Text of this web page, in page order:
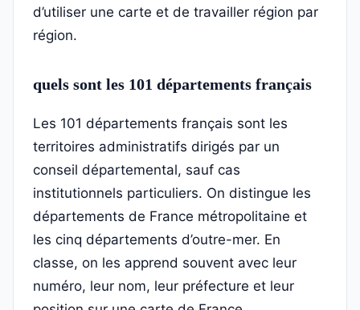
d’utiliser une carte et de travailler région par
région.
quels sont les 101 départements français
Les 101 départements français sont les
territoires administratifs dirigés par un
conseil départemental, sauf cas
institutionnels particuliers. On distingue les
départements de France métropolitaine et
les cinq départements d’outre-mer. En
classe, on les apprend souvent avec leur
numéro, leur nom, leur préfecture et leur